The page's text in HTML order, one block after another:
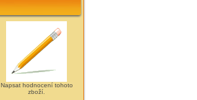
Napsat hodnocení tohoto
zboží.